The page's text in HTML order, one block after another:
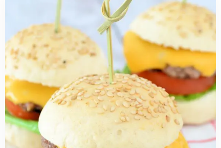
Mini
cheeseburgers